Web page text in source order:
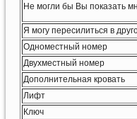
Не могли бы Вы показать
Я могу пересилиться в
Одноместный номер
Двухместный номер
Дополнительная кровать
Лифт
Ключ